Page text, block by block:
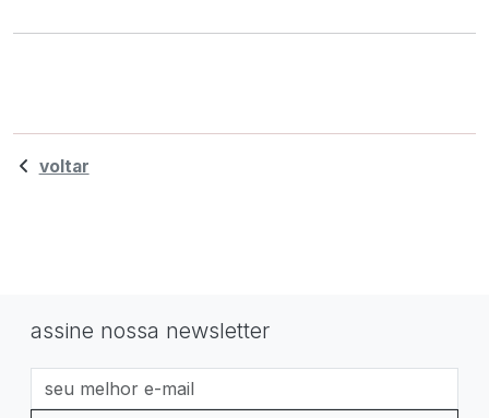
voltar
assine nossa newsletter